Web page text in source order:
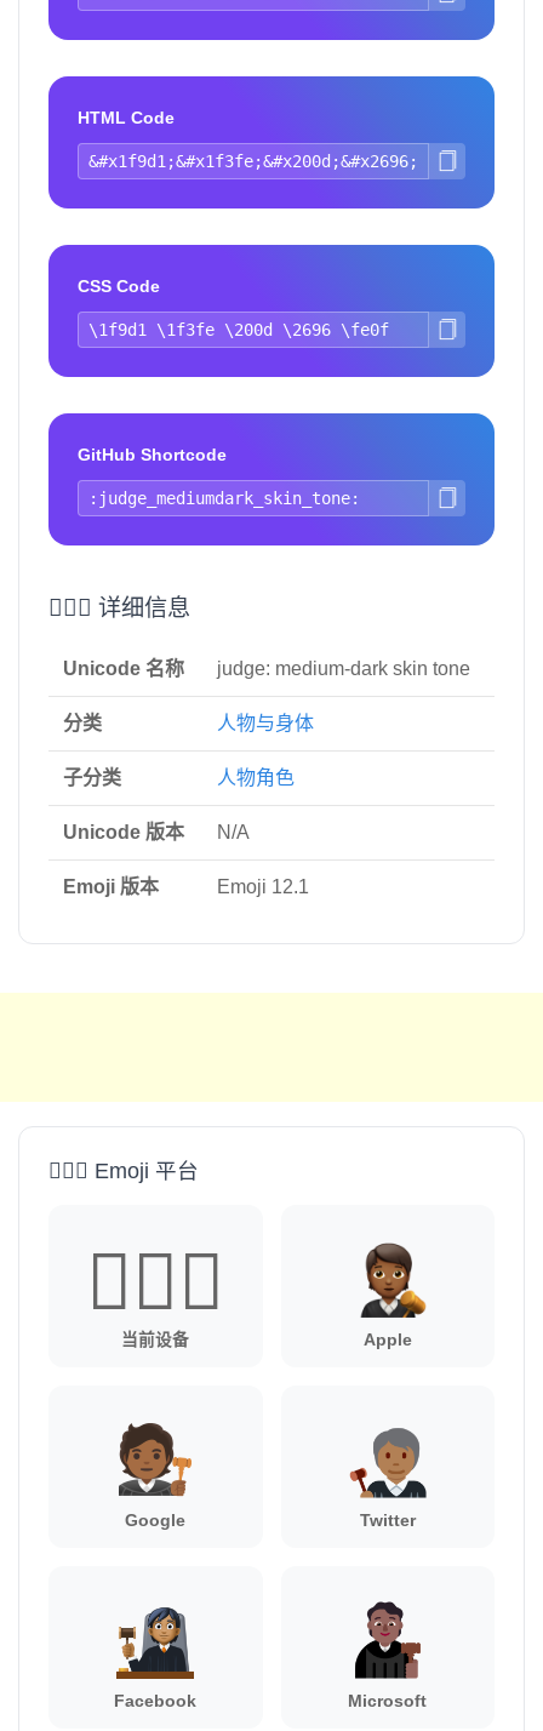
HTML Code
CSS Code
GitHub Shortcode
🧑🏾‍⚖️ 详细信息
Unicode 名称 judge: medium-dark skin tone
分类 人物与身体
子分类 人物角色
Unicode 版本 N/A
Emoji 版本 Emoji 12.1
🧑🏾‍⚖️ Emoji 平台
🧑🏾‍⚖️
当前设备 Apple
Google Twitter
Facebook Microsoft